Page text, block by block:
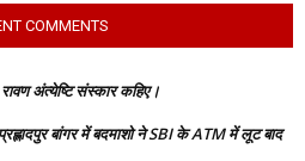
COMMENTS
अंत्येष्टि संस्कार कहिए।
बांगर में बदमाशो ने SBI के ATM में लूट बाद